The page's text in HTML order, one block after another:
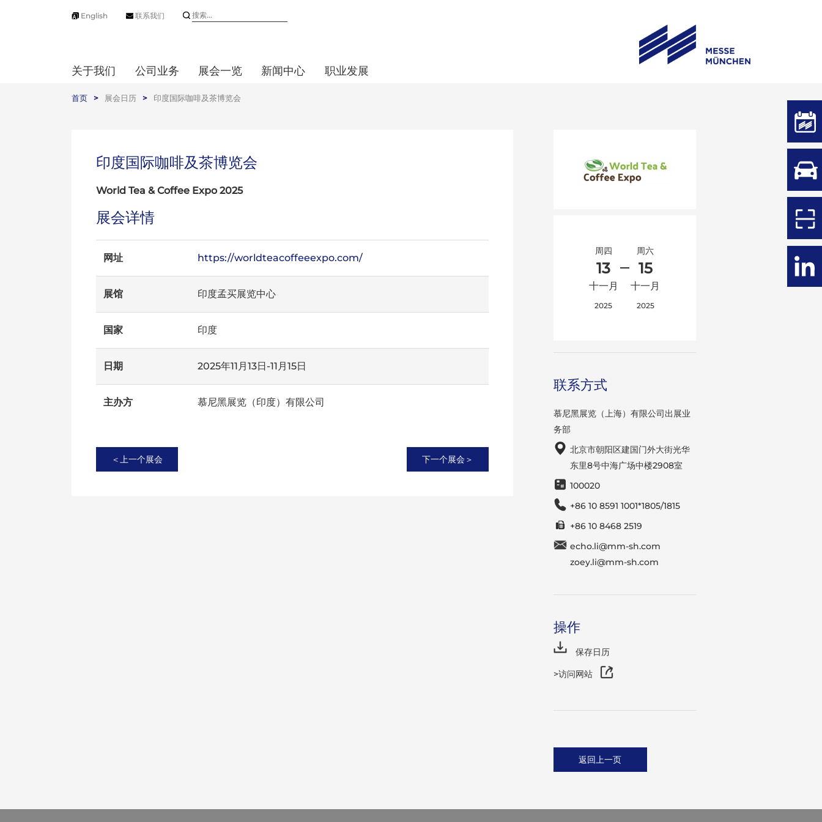
English 联系我们
关于我们 公司业务 展会一览 新闻中心 职业发展
首页 > 展会日历 > 印度国际咖啡及茶博览会
印度国际咖啡及茶博览会
World Tea & Coffee Expo 2025
展会详情
网址 https://worldteacoffeeexpo.com/
展馆 印度孟买展览中心
国家 印度
日期 2025年11月13日-11月15日
主办方 慕尼黑展览（印度）有限公司
＜上一个展会 下一个展会＞
周四
13
十一月
2025
周六
15
十一月
2025
联系方式
慕尼黑展览（上海）有限公司出展业
务部
北京市朝阳区建国门外大街光华
东里8号中海广场中楼2908室
100020
+86 10 8591 1001*1805/1815
+86 10 8468 2519
echo.li@mm-sh.com
zoey.li@mm-sh.com
操作
保存日历
>访问网站
返回上一页